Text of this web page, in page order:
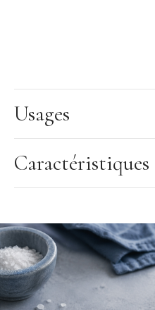
Les + produit
Alvéoles
Caractéristiques du Couteau à
Couteau à jambon
Longueur de la lame : 24 cm
Poids : 167 g
Usages
Caractéristiques